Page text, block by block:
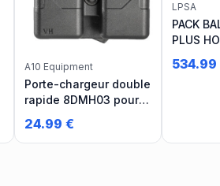
A10 Equipment
Porte-chargeur double
rapide 8DMH03 pour
24.99 €
LPSA
PACK
PLUS
(LPSA)
534.99